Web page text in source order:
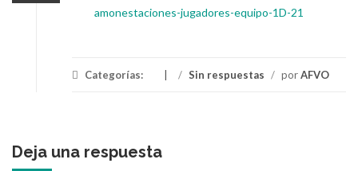
amonestaciones-jugadores-equipo-1D-21
Categorías: / Sin respuestas / porAFVO
Deja una respuesta